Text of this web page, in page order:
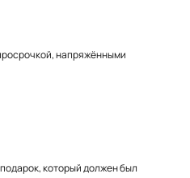
напряжёнными
который должен был